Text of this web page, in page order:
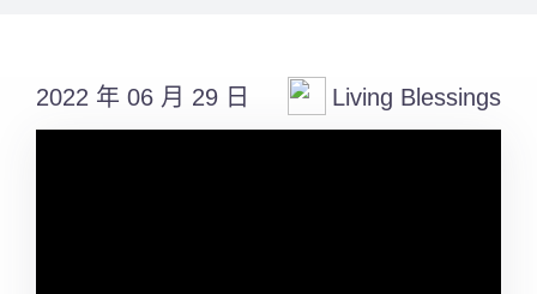
課程報名
2022 年 06 月 29 日 Living Blessings